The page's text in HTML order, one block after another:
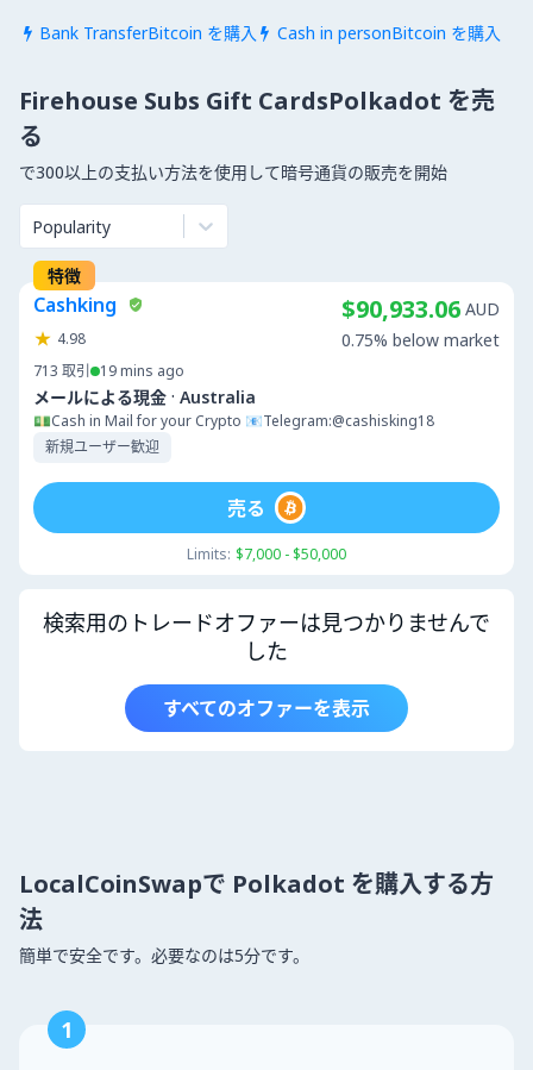
 Bank TransferBitcoin を購入  Cash in personBitcoin を購入
Firehouse Subs Gift CardsPolkadot を売
る
で300以上の支払い方法を使用して暗号通貨の販売を開始
Popularity
特徴
Cashking
4.98
713 取引 19 mins ago
メールによる現金 · Australia
💵Cash in Mail for your Crypto 📧Telegram:@cashisking18
新規ユーザー歓迎
$90,933.06 AUD
0.75% below market
Limits: $7,000 - $50,000
売る
検索用のトレードオファーは見つかりませんで
した
すべてのオファーを表示
LocalCoinSwapで Polkadot を購入する方
法
簡単で安全です。必要なのは5分です。
1